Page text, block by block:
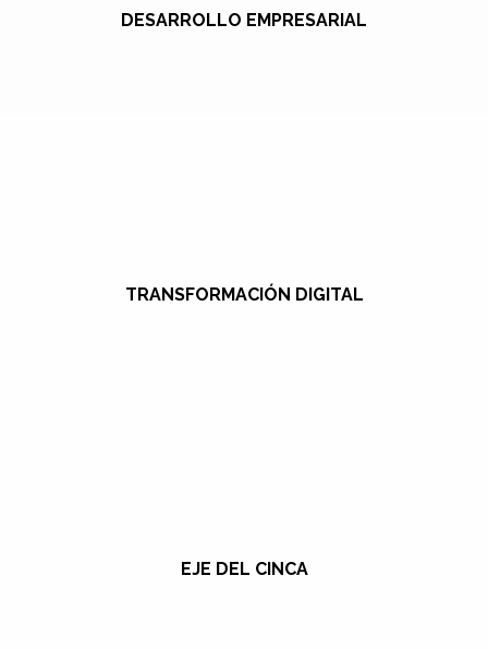
DESARROLLO EMPRESARIAL
TRANSFORMACIÓN DIGITAL
EJE DEL CINCA